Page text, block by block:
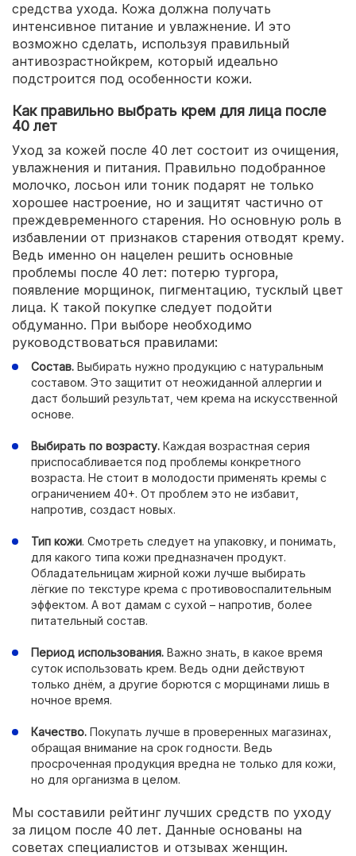
средства ухода. Кожа должна получать
интенсивное питание и увлажнение. И это
возможно сделать, используя правильный
антивозрастнойкрем, который идеально
подстроится под особенности кожи.
Как правильно выбрать крем для лица после
40 лет
Уход за кожей после 40 лет состоит из очищения,
увлажнения и питания. Правильно подобранное
молочко, лосьон или тоник подарят не только
хорошее настроение, но и защитят частично от
преждевременного старения. Но основную роль в
избавлении от признаков старения отводят крему.
Ведь именно он нацелен решить основные
проблемы после 40 лет: потерю тургора,
появление морщинок, пигментацию, тусклый цвет
лица. К такой покупке следует подойти
обдуманно. При выборе необходимо
руководствоваться правилами:
Состав. Выбирать нужно продукцию с натуральным
составом. Это защитит от неожиданной аллергии и
даст больший результат, чем крема на искусственной
основе.
Выбирать по возрасту. Каждая возрастная серия
приспосабливается под проблемы конкретного
возраста. Не стоит в молодости применять кремы с
ограничением 40+. От проблем это не избавит,
напротив, создаст новых.
Тип кожи. Смотреть следует на упаковку, и понимать,
для какого типа кожи предназначен продукт.
Обладательницам жирной кожи лучше выбирать
лёгкие по текстуре крема с противовоспалительным
эффектом. А вот дамам с сухой – напротив, более
питательный состав.
Период использования. Важно знать, в какое время
суток использовать крем. Ведь одни действуют
только днём, а другие борются с морщинами лишь в
ночное время.
Качество. Покупать лучше в проверенных магазинах,
обращая внимание на срок годности. Ведь
просроченная продукция вредна не только для кожи,
но для организма в целом.
Мы составили рейтинг лучших средств по уходу
за лицом после 40 лет. Данные основаны на
советах специалистов и отзывах женщин.